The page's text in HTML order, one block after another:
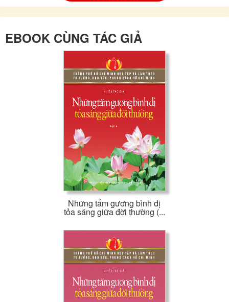
EBOOK CÙNG TÁC GIẢ
Những tấm gương bình dị
tỏa sáng giữa đời thường (...